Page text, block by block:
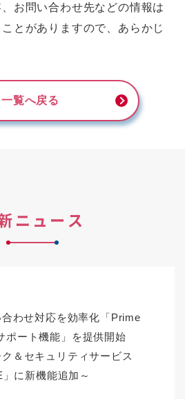
お問い合わせ先などの情報は
とがありますので、あらかじ
一覧へ戻る
ニュース
わせ対応を効率化「Prime
ポート機能」を提供開始
＆セキュリティサービス
に新機能追加～